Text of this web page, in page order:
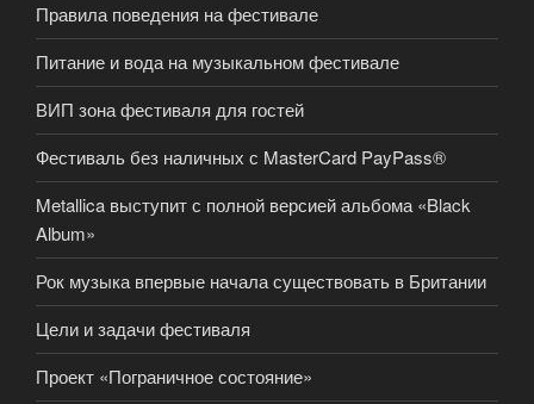
Правила поведения на фестивале
Питание и вода на музыкальном фестивале
ВИП зона фестиваля для гостей
Фестиваль без наличных с MasterCard PayPass®
Metallica выступит с полной версией альбома «Black
Album»
Рок музыка впервые начала существовать в Британии
Цели и задачи фестиваля
Проект «Пограничное состояние»